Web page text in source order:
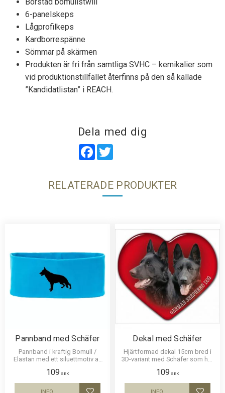
6-panelskeps
Lågprofilkeps
Kardborrespänne
Sömmar på skärmen
Produkten är fri från samtliga SVHC – kemikalier som
vid produktionstillfället återfinns på den så kallade
”Kandidatlistan” i REACH.
Dela med dig
Facebook
RELATERADE PRODUKTER
Pannband med Schäfer
Pannband i kraftig Bomull /
Elastan med ett siluettmotiv av
109 SEK
INFO
Dekal med Schäfer
Hjärtformad dekal 15cm bred i
3D-variant med Schäfer som har
på bilruta m.m.
109 SEK
INFO